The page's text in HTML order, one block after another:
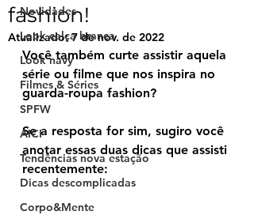
Novidades
Look calça branca
Look navy
Filmes & Séries
SPFW
AICI
Tendências nova estação
Dicas descomplicadas
Corpo&Mente
fashion!
Atualizado:7 de nov. de 2022
Você também curte assistir aquela
série ou filme que nos inspira no
guarda-roupa fashion?
Se a resposta for sim, sugiro você
anotar essas duas dicas que assisti
recentemente: